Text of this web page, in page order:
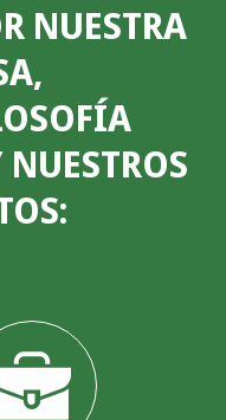
NUESTRA